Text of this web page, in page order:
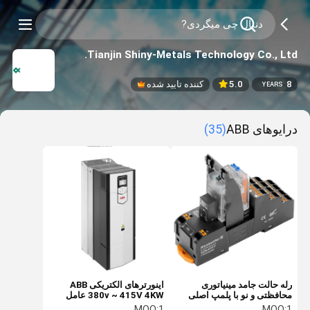
Tianjin Shiny-Metals Technology Co., Ltd.
8
YEARS
5.0 کننده تایید شده
درایوهای ABB (35)
اینورترهای الکتریکی ABB
380v ~ 415V 4KW عامل
رله حالت جامد مینیاتوری
محافظتی و نو با پلمپ اصلی
Shneider Rxm4ab2bd، 6